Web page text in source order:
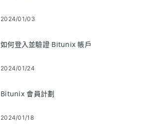
2024/01/03
如何登入並驗證 Bitunix 帳戶
2024/01/24
Bitunix 會員計劃
2024/01/18